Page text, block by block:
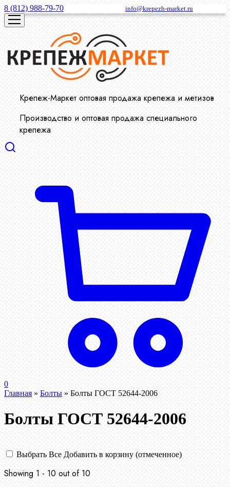
8 (812) 988-79-70 info@krepezh-market.ru
Крепеж-Маркет оптовая продажа крепежа и метизов
Производство и оптовая продажа специального
крепежа
0
Главная » Болты » Болты ГОСТ 52644-2006
Болты ГОСТ 52644-2006
Выбрать Все Добавить в корзину (отмеченное)
Showing 1 - 10 out of 10